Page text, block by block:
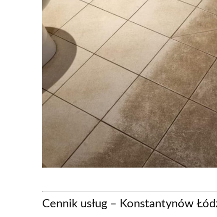
Cennik usług – Konstantynów